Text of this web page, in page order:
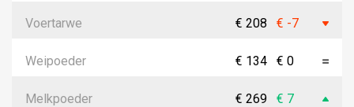
Voertarwe € 208 € -7
Weipoeder € 134 € 0
Melkpoeder € 269 € 7